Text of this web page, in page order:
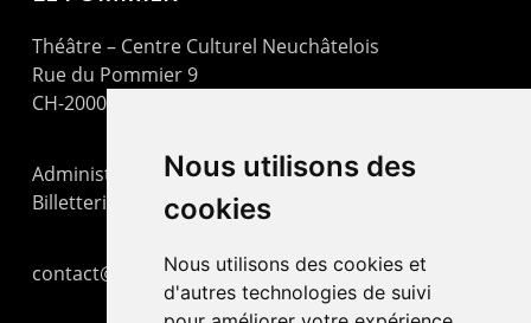
Nous utilisons des
cookies
Nous utilisons des cookies et
d'autres technologies de suivi
Théâtre – Centre Culturel Neuchâtelois
Rue du Pommier 9
CH-2000 Neuchâtel
Administration : +41 32 725 03 03
Billetterie : +41 32 725 05 05
contact@lepommier.ch